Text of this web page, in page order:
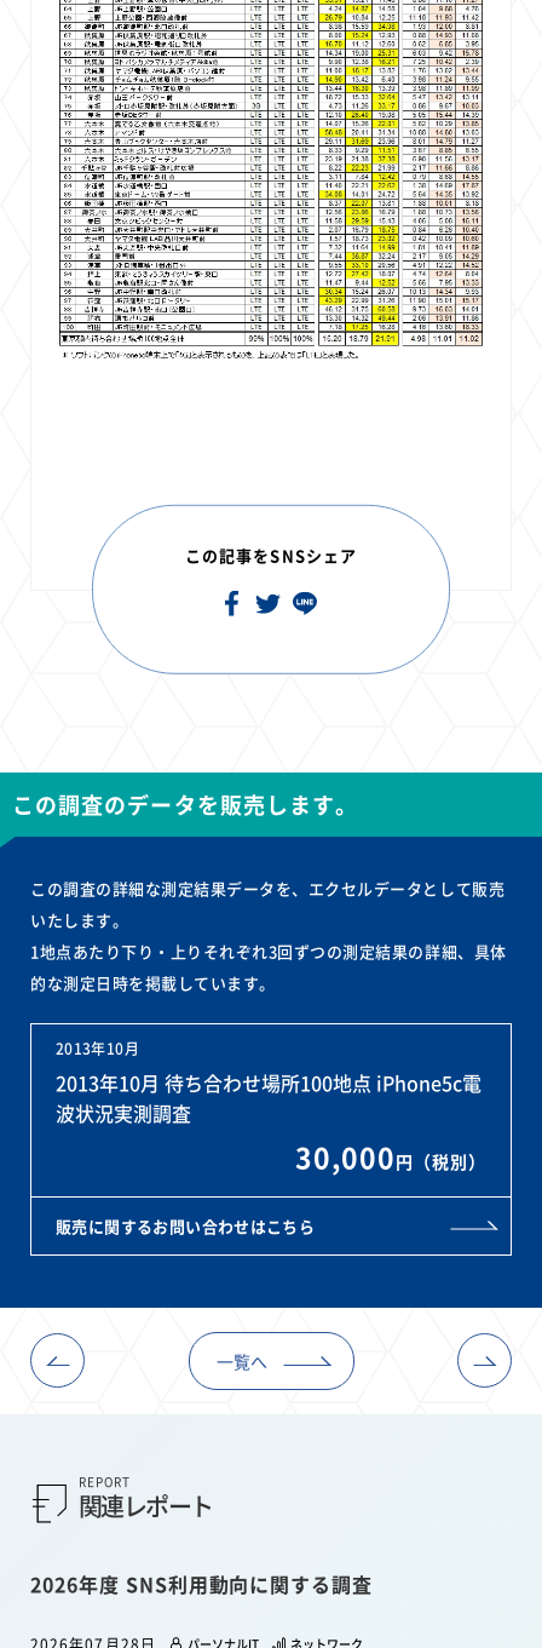
この記事をSNSシェア
この調査のデータを販売します。
この調査の詳細な測定結果データを、エクセルデータとして販売
いたします。
1地点あたり下り・上りそれぞれ3回ずつの測定結果の詳細、具体
的な測定日時を掲載しています。
2013年10月
2013年10月 待ち合わせ場所100地点 iPhone5c電
波状況実測調査
30,000円（税別）
販売に関するお問い合わせはこちら
一覧へ
REPORT
関連レポート
2026年度 SNS利用動向に関する調査
パーソナルIT ネットワーク